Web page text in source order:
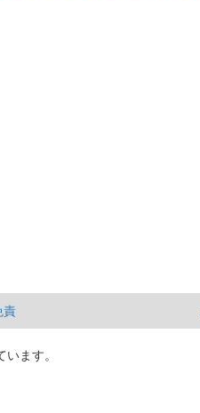
責
ます。